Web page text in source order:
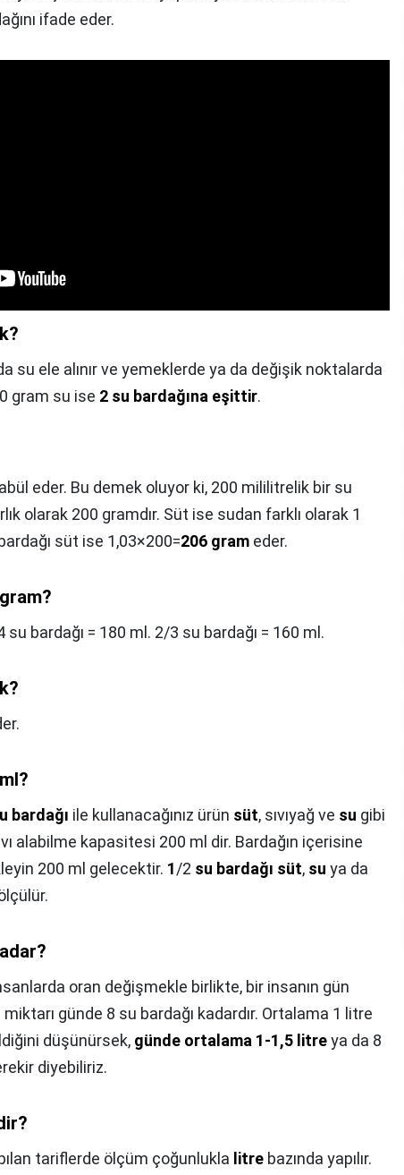
ifade eder.
su ele alınır ve yemeklerde ya da değişik noktalarda
gram su ise 2 su bardağına eşittir.
eder. Bu demek oluyor ki, 200 mililitrelik bir su
olarak 200 gramdır. Süt ise sudan farklı olarak 1
süt ise 1,03×200=206 gram eder.
su bardağı = 180 ml. 2/3 su bardağı = 160 ml.
bardağı ile kullanacağınız ürün süt, sıvıyağ ve su gibi
alabilme kapasitesi 200 ml dir. Bardağın içerisine
200 ml gelecektir. 1/2 su bardağı süt, su ya da
oran değişmekle birlikte, bir insanın gün
günde 8 su bardağı kadardır. Ortalama 1 litre
düşünürsek, günde ortalama 1-1,5 litreya da 8
diyebiliriz.
tariflerde ölçüm çoğunlukla litre bazında yapılır.